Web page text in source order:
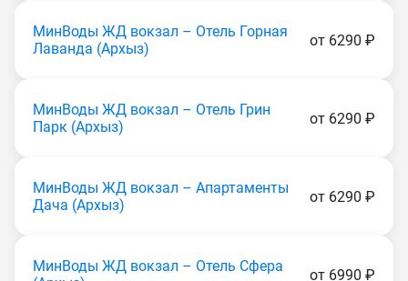
МинВоды ЖД вокзал – Отель Горная
Лаванда (Apxыз)
от 6290 ₽
МинВоды ЖД вокзал – Отель Грин
Парк (Apxыз)
от 6290 ₽
МинВоды ЖД вокзал – Апартаменты
Дача (Apxыз)
от 6290 ₽
МинВоды ЖД вокзал – Отель Сфера
от 6990 ₽